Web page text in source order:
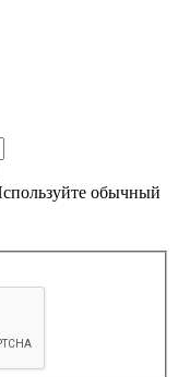
обычный